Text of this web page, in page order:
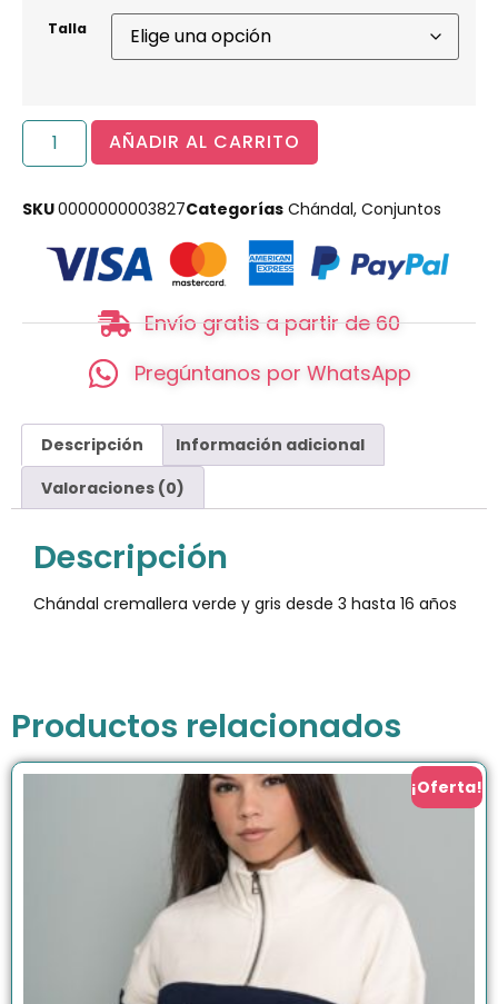
Talla
AÑADIR AL CARRITO
SKU0000000003827Categorías Chándal, Conjuntos
Envío gratis a partir de 60
Pregúntanos por WhatsApp
Descripción
Información adicional
Valoraciones (0)
Descripción
Chándal cremallera verde y gris desde 3 hasta 16 años
Productos relacionados
¡Oferta!